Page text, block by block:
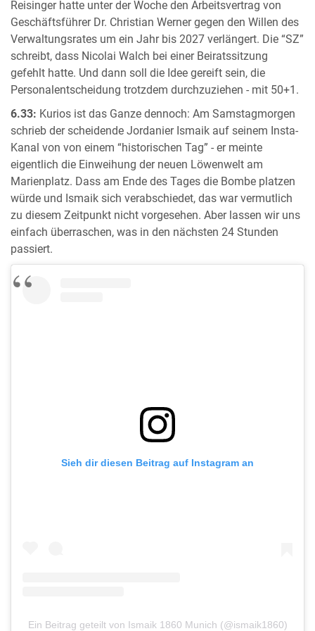
Reisinger hatte unter der Woche den Arbeitsvertrag von
Geschäftsführer Dr. Christian Werner gegen den Willen des
Verwaltungsrates um ein Jahr bis 2027 verlängert. Die “SZ”
schreibt, dass Nicolai Walch bei einer Beiratssitzung
gefehlt hatte. Und dann soll die Idee gereift sein, die
Personalentscheidung trotzdem durchzuziehen - mit 50+1.
6.33: Kurios ist das Ganze dennoch: Am Samstagmorgen
schrieb der scheidende Jordanier Ismaik auf seinem Insta-
Kanal von von einem “historischen Tag” - er meinte
eigentlich die Einweihung der neuen Löwenwelt am
Marienplatz. Dass am Ende des Tages die Bombe platzen
würde und Ismaik sich verabschiedet, das war vermutlich
zu diesem Zeitpunkt nicht vorgesehen. Aber lassen wir uns
einfach überraschen, was in den nächsten 24 Stunden
passiert.
Sieh dir diesen Beitrag auf Instagram an
Ein Beitrag geteilt von Ismaik 1860 Munich (@ismaik1860)